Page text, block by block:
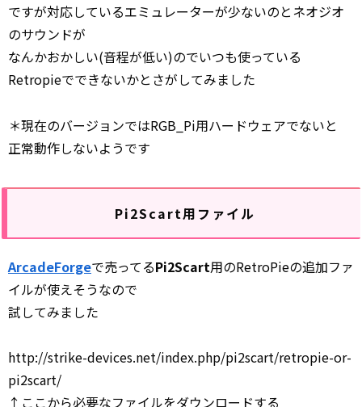
ですが対応しているエミュレーターが少ないのとネオジオ
のサウンドが
なんかおかしい(音程が低い)のでいつも使っている
Retropieでできないかとさがしてみました
＊現在のバージョンではRGB_Pi用ハードウェアでないと
正常動作しないようです
Pi2Scart用ファイル
ArcadeForgeで売ってるPi2Scart用のRetroPieの追加ファ
イルが使えそうなので
試してみました
http://strike-devices.net/index.php/pi2scart/retropie-or-
pi2scart/
↑ここから必要なファイルをダウンロードする